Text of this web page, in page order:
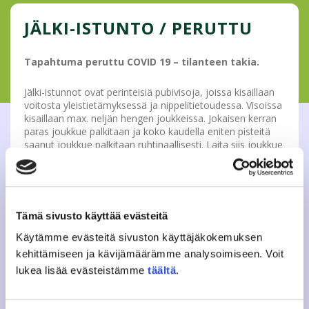
Tämä sivusto käyttää evästeitä
Käytämme evästeitä sivuston käyttäjäkokemuksen
kehittämiseen ja kävijämäärämme analysoimiseen. Voit
lukea lisää evästeistämme täältä.
JÄLKI-ISTUNTO / PERUTTU
Tapahtuma peruttu COVID 19 – tilanteen takia.
Jälki-istunnot ovat perinteisiä pubivisoja, joissa kisaillaan
voitosta yleistietämyksessä ja nippelitietoudessa. Visoissa
kisaillaan max. neljän hengen joukkeissa. Jokaisen kerran
paras joukkue palkitaan ja koko kaudella eniten pisteitä
saanut joukkue palkitaan ruhtinaallisesti. Laita siis joukkue
kasaan ja tule kilpailemaan visan kuninkuudesta!
Ovet Freetimen aukeavat 19:30 ja visa alkaa klo 20:00.
Teemat
5.2. Tosi-tv
4.3. Euroopan kaupungit